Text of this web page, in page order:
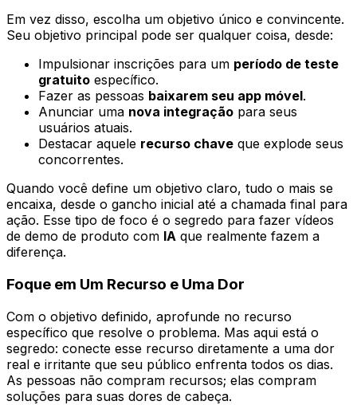
Em vez disso, escolha um objetivo único e convincente.
Seu objetivo principal pode ser qualquer coisa, desde:
Impulsionar inscrições para um período de teste
gratuito específico.
Fazer as pessoas baixarem seu app móvel.
Anunciar uma nova integração para seus
usuários atuais.
Destacar aquele recurso chave que explode seus
concorrentes.
Quando você define um objetivo claro, tudo o mais se
encaixa, desde o gancho inicial até a chamada final para
ação. Esse tipo de foco é o segredo para fazer vídeos
de demo de produto com IA que realmente fazem a
diferença.
Foque em Um Recurso e Uma Dor
Com o objetivo definido, aprofunde no recurso
específico que resolve o problema. Mas aqui está o
segredo: conecte esse recurso diretamente a uma dor
real e irritante que seu público enfrenta todos os dias.
As pessoas não compram recursos; elas compram
soluções para suas dores de cabeça.